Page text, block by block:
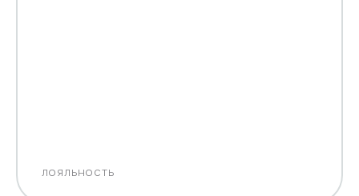
ЛОЯЛЬНОСТЬ